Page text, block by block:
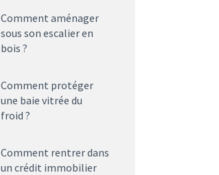
Comment aménager
sous son escalier en
bois ?
Comment protéger
une baie vitrée du
froid ?
Comment rentrer dans
un crédit immobilier